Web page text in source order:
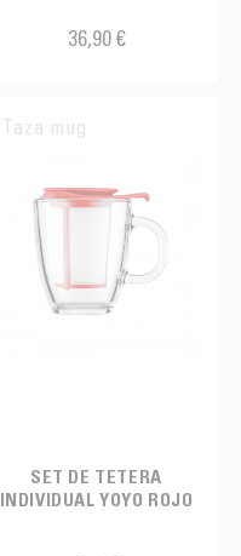
36,90 €
Taza mug
SET DE TETERA
INDIVIDUAL YOYO ROJO